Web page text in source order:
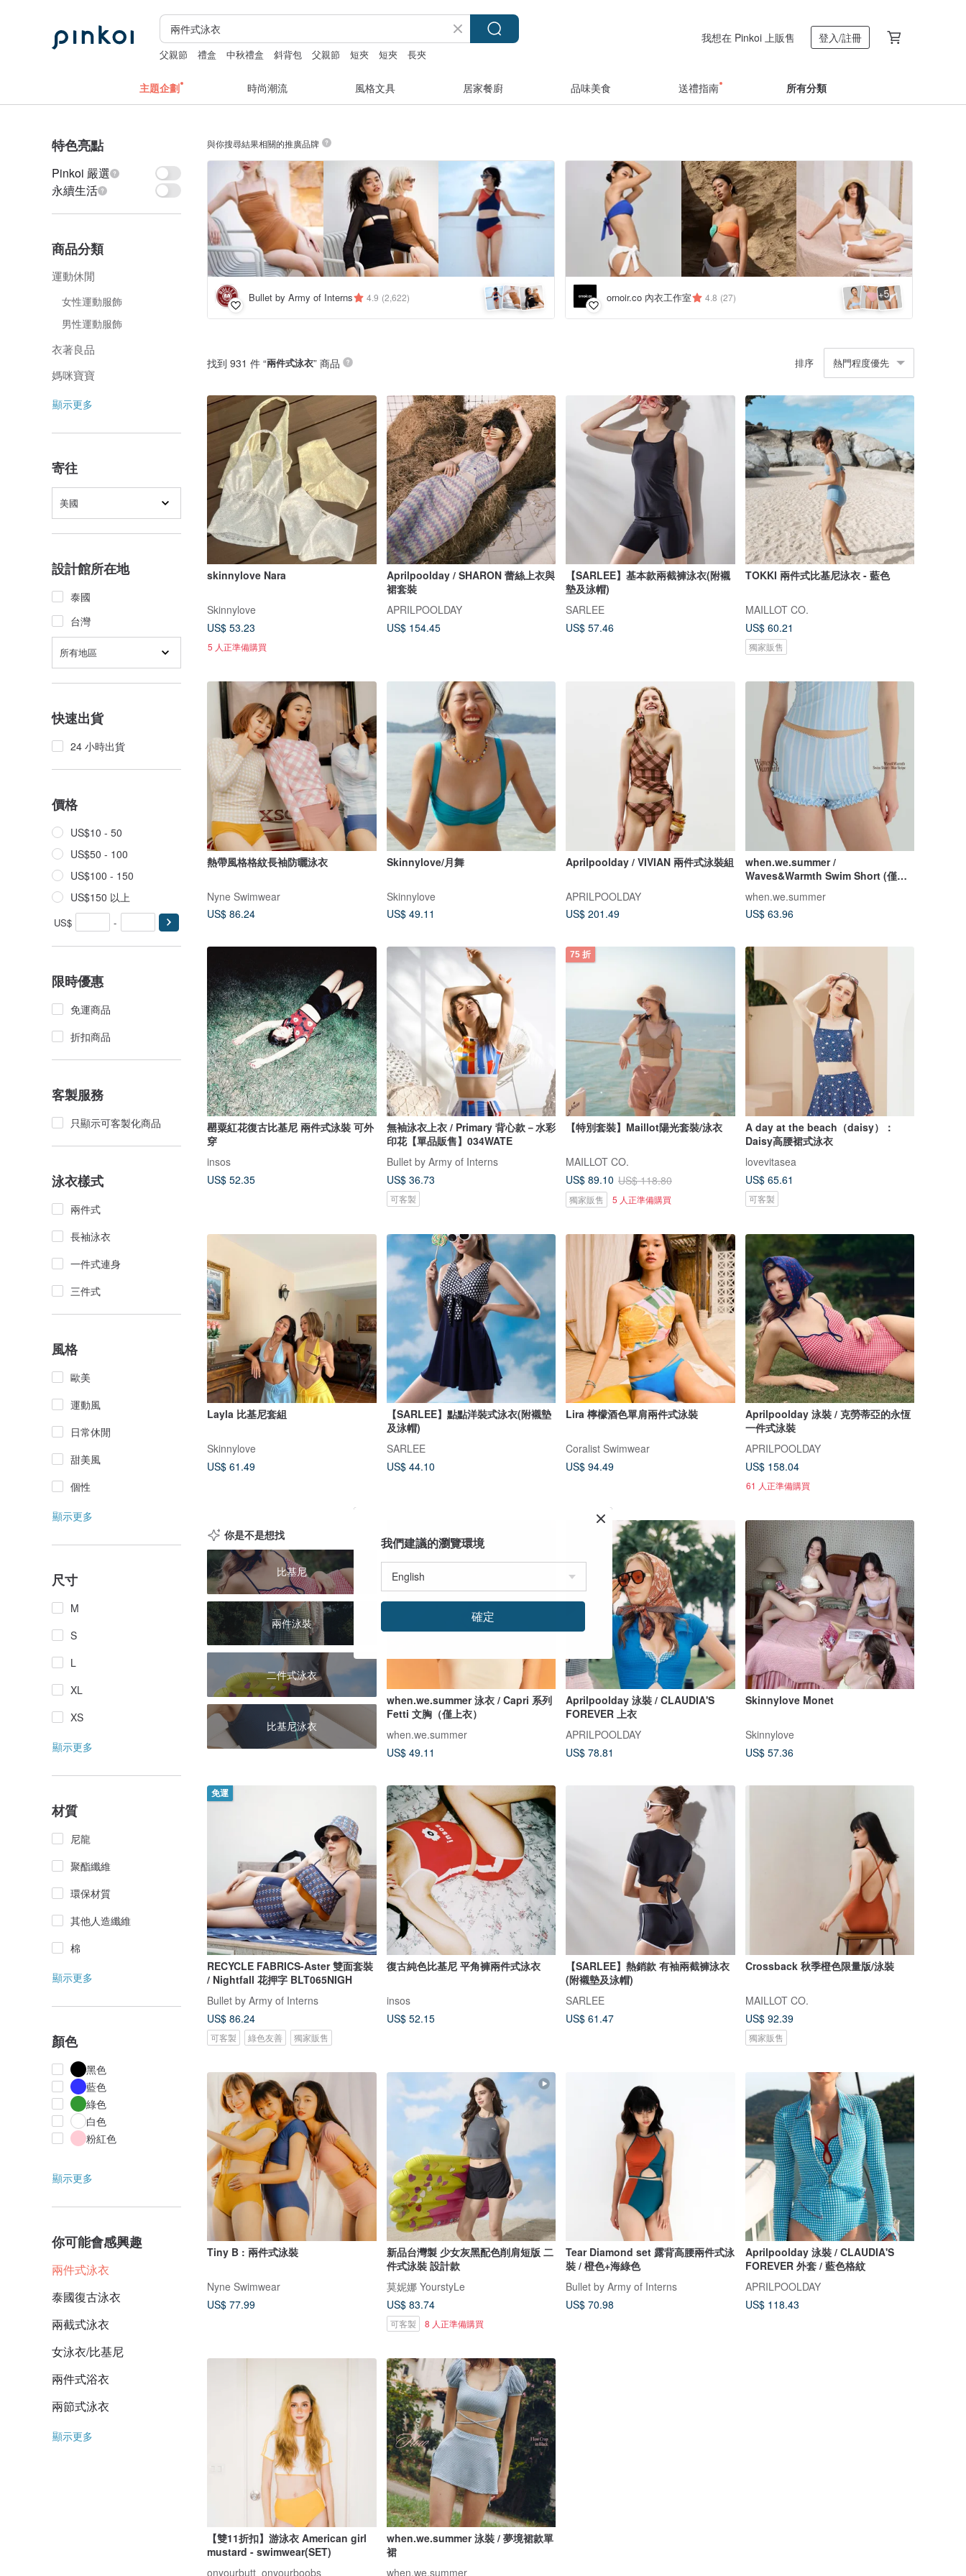
父親節 禮盒 中秋禮盒 斜背包 父親節 短夾 短夾 長夾
我想在 Pinkoi 上販售 登入/註冊
主題企劃 時尚潮流 風格文具 居家餐廚 品味美食 送禮指南 所有分類
特色亮點
Pinkoi 嚴選
永續生活
商品分類
運動休閒
女性運動服飾
男性運動服飾
衣著良品
媽咪寶寶
顯示更多
寄往
美國
設計館所在地
泰國
台灣
所有地區
快速出貨
24 小時出貨
價格
US$10 - 50
US$50 - 100
US$100 - 150
US$150 以上
US$ -
限時優惠
免運商品
折扣商品
客製服務
只顯示可客製化商品
泳衣樣式
兩件式
長袖泳衣
一件式連身
三件式
風格
歐美
運動風
日常休閒
甜美風
個性
顯示更多
尺寸
M
S
L
XL
XS
顯示更多
材質
尼龍
聚酯纖維
環保材質
其他人造纖維
棉
顯示更多
顏色
黑色
藍色
綠色
白色
粉紅色
顯示更多
你可能會感興趣
兩件式泳衣
泰國復古泳衣
兩截式泳衣
女泳衣/比基尼
兩件式浴衣
兩節式泳衣
顯示更多
與你搜尋結果相關的推廣品牌
Bullet by Army of Interns 4.9 (2,622) ornoir.co 內衣工作室 4.8 (27) +5
找到 931 件 “兩件式泳衣” 商品 排序 熱門程度優先
skinnylove Nara
Skinnylove
US$ 53.23
5 人正準備購買
Aprilpoolday / SHARON 蕾絲上衣與
裙套裝
APRILPOOLDAY
US$ 154.45
【SARLEE】基本款兩截褲泳衣(附襯
墊及泳帽)
SARLEE
US$ 57.46
TOKKI 兩件式比基尼泳衣 - 藍色
MAILLOT CO.
US$ 60.21
獨家販售
熱帶風格格紋長袖防曬泳衣
Nyne Swimwear
US$ 86.24
Skinnylove/月舞
Skinnylove
US$ 49.11
Aprilpoolday / VIVIAN 兩件式泳裝組
APRILPOOLDAY
US$ 201.49
when.we.summer /
Waves&Warmth Swim Short (僅褲
when.we.summer
US$ 63.96
罌粟紅花復古比基尼 兩件式泳裝 可外
穿
insos
US$ 52.35
無袖泳衣上衣 / Primary 背心款－水彩
印花【單品販售】034WATE
Bullet by Army of Interns
US$ 36.73
可客製
75 折
【特別套裝】Maillot陽光套裝/泳衣
MAILLOT CO.
US$ 89.10 US$ 118.80
獨家販售 5 人正準備購買
A day at the beach（daisy）：
Daisy高腰裙式泳衣
lovevitasea
US$ 65.61
可客製
Layla 比基尼套組
Skinnylove
US$ 61.49
【SARLEE】點點洋裝式泳衣(附襯墊
及泳帽)
SARLEE
US$ 44.10
Lira 檸檬酒色單肩兩件式泳裝
Coralist Swimwear
US$ 94.49
Aprilpoolday 泳裝 / 克勞蒂亞的永恆
一件式泳裝
APRILPOOLDAY
US$ 158.04
61 人正準備購買
你是不是想找
比基尼
兩件泳裝
二件式泳衣
比基尼泳衣
when.we.summer 泳衣 / Capri 系列
Fetti 文胸（僅上衣）
when.we.summer
US$ 49.11
Aprilpoolday 泳裝 / CLAUDIA'S
FOREVER 上衣
APRILPOOLDAY
US$ 78.81
Skinnylove Monet
Skinnylove
US$ 57.36
免運
RECYCLE FABRICS-Aster 雙面套裝
/ Nightfall 花押字 BLT065NIGH
Bullet by Army of Interns
US$ 86.24
可客製 綠色友善 獨家販售
復古純色比基尼 平角褲兩件式泳衣
insos
US$ 52.15
【SARLEE】熱銷款 有袖兩截褲泳衣
(附襯墊及泳帽)
SARLEE
US$ 61.47
Crossback 秋季橙色限量版/泳裝
MAILLOT CO.
US$ 92.39
獨家販售
Tiny B : 兩件式泳裝
Nyne Swimwear
US$ 77.99
新品台灣製 少女灰黑配色削肩短版 二
件式泳裝 設計款
莫妮娜 YourstyLe
US$ 83.74
可客製 8 人正準備購買
Tear Diamond set 露背高腰兩件式泳
裝 / 橙色+海綠色
Bullet by Army of Interns
US$ 70.98
Aprilpoolday 泳裝 / CLAUDIA'S
FOREVER 外套 / 藍色格紋
APRILPOOLDAY
US$ 118.43
【雙11折扣】游泳衣 American girl
mustard - swimwear(SET)
onyourbutt_onyourboobs
when.we.summer 泳裝 / 夢境裙款單
裙
when.we.summer
我們建議的瀏覽環境
確定